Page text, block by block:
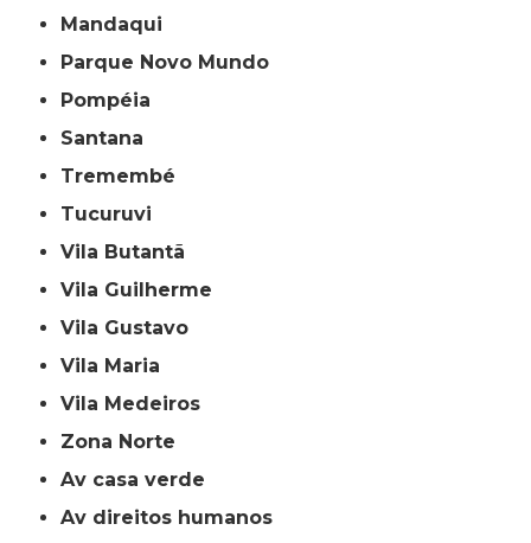
Mandaqui
Parque Novo Mundo
Pompéia
Santana
Tremembé
Tucuruvi
Vila Butantã
Vila Guilherme
Vila Gustavo
Vila Maria
Vila Medeiros
Zona Norte
av casa verde
av direitos humanos